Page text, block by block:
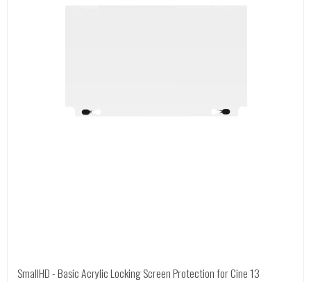
SmallHD - Basic Acrylic Locking Screen Protection for Cine 13